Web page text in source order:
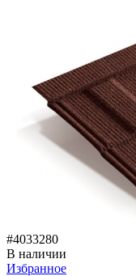
#4033280
В наличии
Избранное